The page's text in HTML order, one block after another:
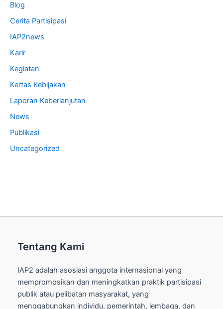
Blog
Cerita Partisipasi
IAP2news
Karir
Kegiatan
Kertas Kebijakan
Laporan Keberlanjutan
News
Publikasi
Uncategorized
Tentang Kami
IAP2 adalah asosiasi anggota internasional yang
mempromosikan dan meningkatkan praktik partisipasi
publik atau pelibatan masyarakat, yang
menggabungkan individu, pemerintah, lembaga, dan